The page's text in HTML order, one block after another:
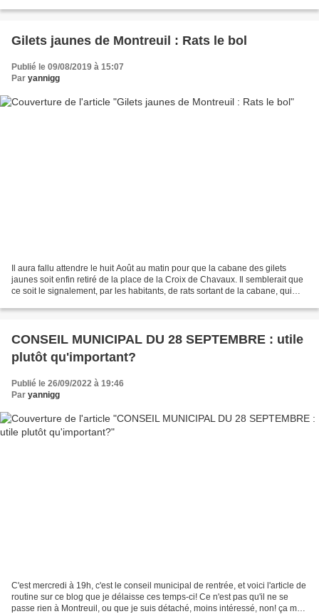
Gilets jaunes de Montreuil : Rats le bol
Publié le 09/08/2019 à 15:07
Par yannigg
Il aura fallu attendre le huit Août au matin pour que la cabane des gilets
jaunes soit enfin retiré de la place de la Croix de Chavaux. Il semblerait que
ce soit le signalement, par les habitants, de rats sortant de la cabane, qui
CONSEIL MUNICIPAL DU 28 SEPTEMBRE : utile
plutôt qu'important?
Publié le 26/09/2022 à 19:46
Par yannigg
C'est mercredi à 19h, c'est le conseil municipal de rentrée, et voici l'article de
routine sur ce blog que je délaisse ces temps-ci! Ce n'est pas qu'il ne se
passe rien à Montreuil, ou que je suis détaché, moins intéressé, non! ça me